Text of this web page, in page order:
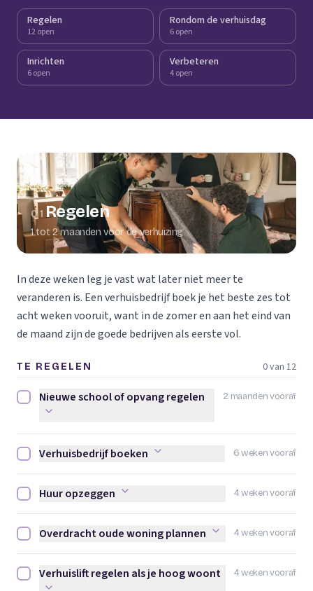
Regelen
12 open
Rondom de verhuisdag
6 open
Inrichten
6 open
Verbeteren
4 open
01 Regelen
1 tot 2 maanden voor de verhuizing
In deze weken leg je vast wat later niet meer te
veranderen is. Een verhuisbedrijf boek je het beste zes tot
acht weken vooruit, want in de zomer en aan het eind van
de maand zijn de goede bedrijven als eerste vol.
TE REGELEN 0 van 12
2 maanden vooraf
Nieuwe school of opvang regelen afvinken
Nieuwe school of opvang regelen
6 weken vooraf
Verhuisbedrijf boeken afvinken
Verhuisbedrijf boeken
4 weken vooraf
Huur opzeggen afvinken
Huur opzeggen
4 weken vooraf
Overdracht oude woning plannen afvinken
Overdracht oude woning plannen
4 weken vooraf
Verhuislift regelen als je hoog woont afvinken
Verhuislift regelen als je hoog woont